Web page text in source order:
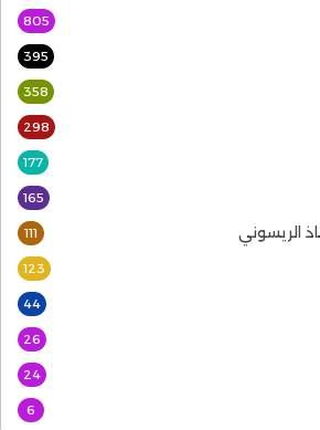
805
395
358
298
177
165
الريسوني 111
123
44
26
24
6